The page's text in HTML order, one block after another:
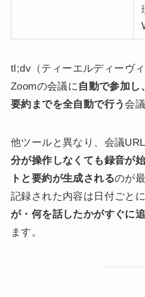
tl;dv（ティーエルディーヴ
Zoomの会議に 自動で参加し
要約までを全自動で行う会
他ツールと異なり、会議
分が操作しなくても録音が
トと要約が生成されるのが
記録された内容は日付ごとに
が・何を話したかがすぐに
ます。